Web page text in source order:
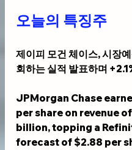
오늘의 특징주
제이피 모건 체이스, 시장
회하는 실적 발표하며
JPMorgan Chase
per share on revenue
billion, topping a
forecast of $2.88 per